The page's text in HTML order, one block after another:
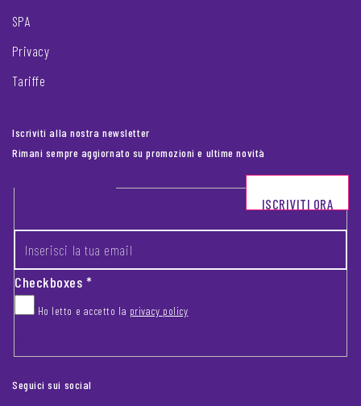
SPA
Privacy
Tariffe
Iscriviti alla nostra newsletter
Rimani sempre aggiornato su promozioni e ultime novità
Footer newsletter
Checkboxes*
Ho letto e accetto la privacy policy
ISCRIVITI ORA
Seguici sui social